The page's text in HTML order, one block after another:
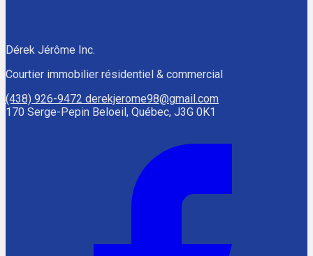
Dérek Jérôme Inc.
Courtier immobilier résidentiel & commercial
(438) 926-9472 derekjerome98@gmail.com
170 Serge-Pepin Beloeil, Québec, J3G 0K1